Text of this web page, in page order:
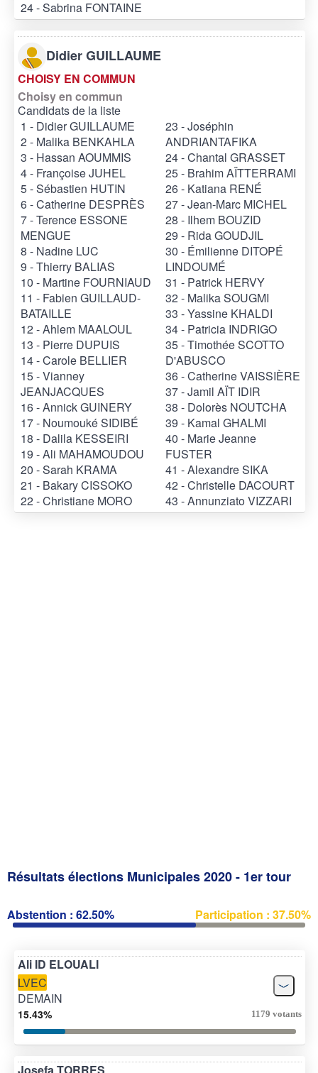
24 - Sabrina FONTAINE
Didier GUILLAUME
CHOISY EN COMMUN
Choisy en commun
Candidats de la liste
1 - Didier GUILLAUME
2 - Malika BENKAHLA
3 - Hassan AOUMMIS
4 - Françoise JUHEL
5 - Sébastien HUTIN
6 - Catherine DESPRÈS
7 - Terence ESSONE
MENGUE
8 - Nadine LUC
9 - Thierry BALIAS
10 - Martine FOURNIAUD
11 - Fabien GUILLAUD-
BATAILLE
12 - Ahlem MAALOUL
13 - Pierre DUPUIS
14 - Carole BELLIER
15 - Vianney
JEANJACQUES
16 - Annick GUINERY
17 - Noumouké SIDIBÉ
18 - Dalila KESSEIRI
19 - Ali MAHAMOUDOU
20 - Sarah KRAMA
21 - Bakary CISSOKO
22 - Christiane MORO
23 - Joséphin
ANDRIANTAFIKA
24 - Chantal GRASSET
25 - Brahim AÏTTERRAMI
26 - Katiana RENÉ
27 - Jean-Marc MICHEL
28 - Ilhem BOUZID
29 - Rida GOUDJIL
30 - Émilienne DITOPÉ
LINDOUMÉ
31 - Patrick HERVY
32 - Malika SOUGMI
33 - Yassine KHALDI
34 - Patricia INDRIGO
35 - Timothée SCOTTO
D'ABUSCO
36 - Catherine VAISSIÈRE
37 - Jamil AÏT IDIR
38 - Dolorès NOUTCHA
39 - Kamal GHALMI
40 - Marie Jeanne
FUSTER
41 - Alexandre SIKA
42 - Christelle DACOURT
43 - Annunziato VIZZARI
Résultats élections Municipales 2020 - 1er tour
Abstention : 62.50% Participation : 37.50%
Ali ID ELOUALI
LVEC
DEMAIN
15.43% 1179 votants
Josefa TORRES